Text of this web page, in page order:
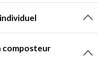
composteur